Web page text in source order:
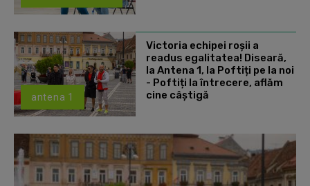
antena 1
Victoria echipei roșii a
readus egalitatea! Diseară,
la Antena 1, la Poftiți pe la noi
- Poftiți la întrecere, aflăm
cine câștigă